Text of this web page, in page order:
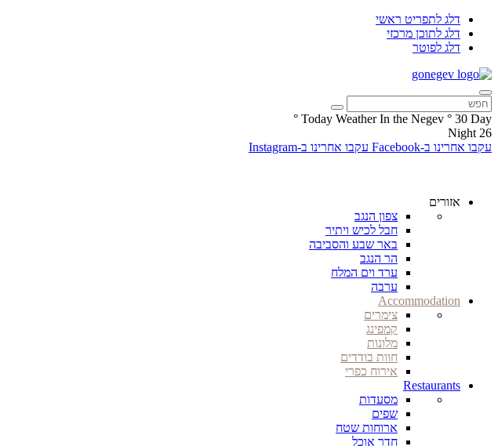
דלג לתפריט ראשי
דלג לתוכן מרכזי
דלג לפוטר
Today Weather In the Negev ° 30 Day
°
26
Night
עקבו אחרינו ב-Facebook
עקבו אחרינו ב-Instagram
אזורים
צפון הנגב
חבל לכיש ויתיר
באר שבע והסביבה
הר הנגב
ערד וים המלח
ערבה
Accommodation
צימרים
קמפינג
מלונות
חוות בודדים
אירוח כפרי
Restaurants
מסעדות
שפים
ארוחות שטח
חדר אוכל